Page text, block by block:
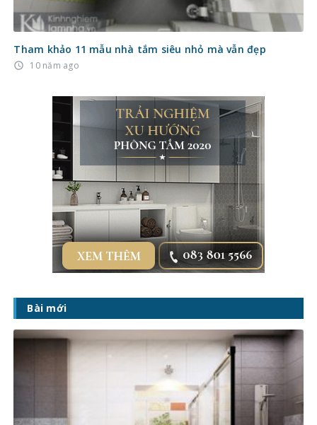
Tham khảo 11 mẫu nhà tắm siêu nhỏ mà vẫn đẹp
access_time 10 năm ago
Bài mới